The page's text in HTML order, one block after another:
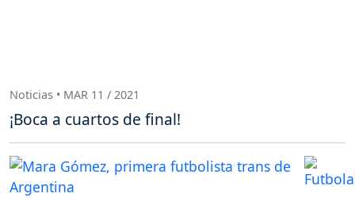
Noticias • MAR 11 / 2021
¡Boca a cuartos de final!